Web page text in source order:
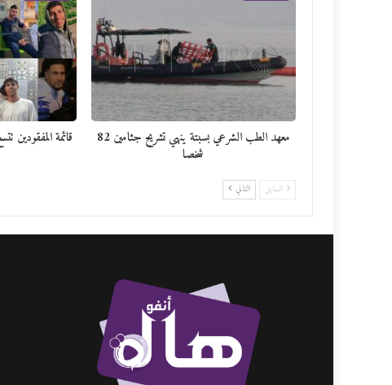
معهد الطب الشرعي بسبتة ينهي تشريح جثامين 82
شخصا
السابق التالي